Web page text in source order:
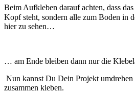
Beim Aufkleben darauf achten, dass
Kopf steht, sondern alle zum Boden
hier zu sehen…
… am Ende bleiben dann nur die
Nun kannst Du Dein Projekt umdrehen
zusammen kleben.